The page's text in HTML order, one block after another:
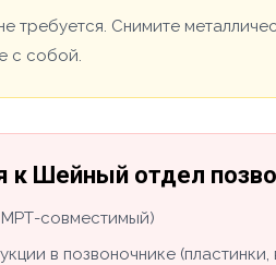
требуется. Снимите
с собой.
к Шейный отдел
совместимый)
в позвоночнике